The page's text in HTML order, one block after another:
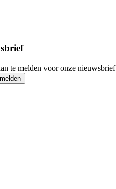
te melden voor onze nieuwsbrief